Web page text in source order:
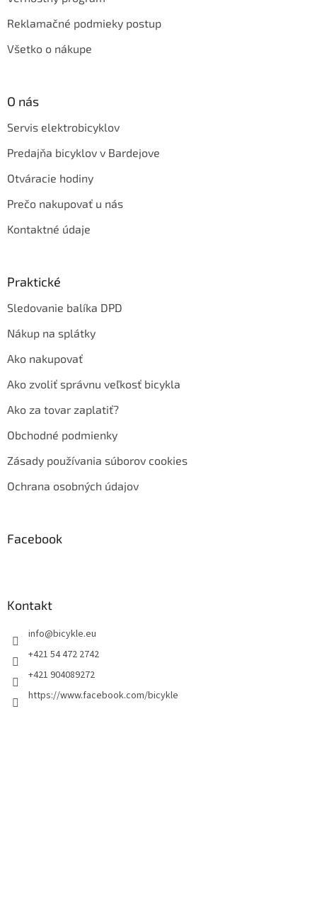
Reklamačné podmieky postup
Všetko o nákupe
O nás
Servis elektrobicyklov
Predajňa bicyklov v Bardejove
Otváracie hodiny
Prečo nakupovať u nás
Kontaktné údaje
Praktické
Sledovanie balíka DPD
Nákup na splátky
Ako nakupovať
Ako zvoliť správnu veľkosť bicykla
Ako za tovar zaplatiť?
Obchodné podmienky
Zásady používania súborov cookies
Ochrana osobných údajov
Facebook
Kontakt
info@bicykle.eu
+421 54 472 2742
+421 904089272
https://www.facebook.com/bicykle